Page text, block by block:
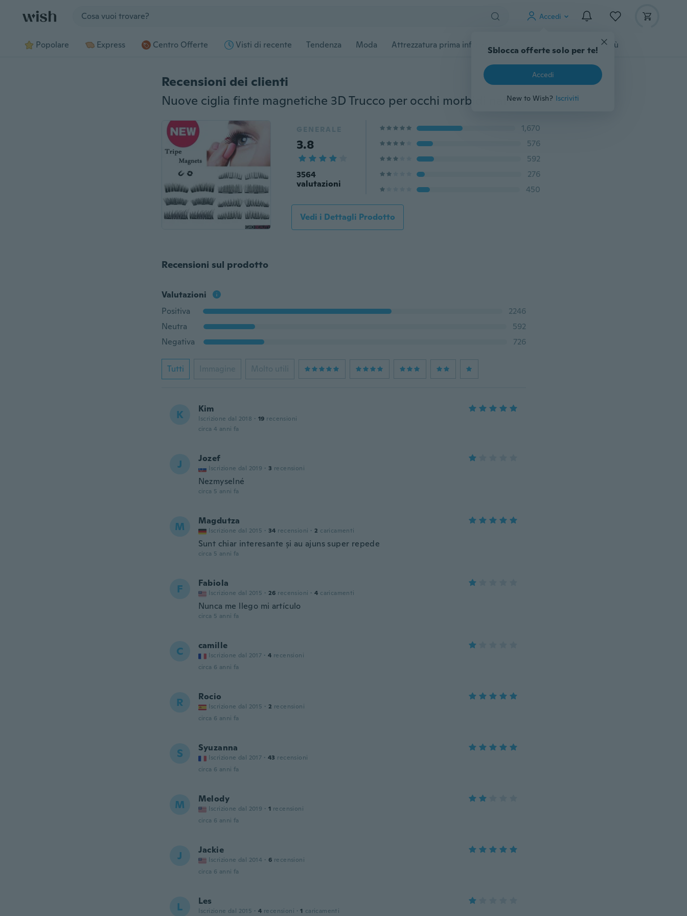
Accedi
Sblocca offerte solo per te!
Accedi
New to Wish? Iscriviti
Popolare Express Centro Offerte Visti di recente Tendenza Moda Attrezzatura prima infanzia Accessori per animali Di più
Recensioni dei clienti
Nuove ciglia finte magnetiche 3D Trucco per occhi morbidi naturali 4 pezzi / set Strumenti per il trucco dell'estensione delle ciglia degli occhi
GENERALE
3.8
3564
valutazioni
1,670
576
592
276
450
Vedi i Dettagli Prodotto
Recensioni sul prodotto
Valutazioni
Positiva
2246
Neutra
592
Negativa
726
Tutti Immagine Molto utili
K Kim
Iscrizione dal 2018 · 19 recensioni
circa 4 anni fa
J Jozef
Iscrizione dal 2019 · 3 recensioni
Nezmyselné
circa 5 anni fa
M Magdutza
Iscrizione dal 2015 · 34 recensioni · 2 caricamenti
Sunt chiar interesante și au ajuns super repede
circa 5 anni fa
F Fabiola
Iscrizione dal 2015 · 26 recensioni · 4 caricamenti
Nunca me llego mi artículo
circa 5 anni fa
C camille
Iscrizione dal 2017 · 4 recensioni
circa 6 anni fa
R Rocio
Iscrizione dal 2015 · 2 recensioni
circa 6 anni fa
S Syuzanna
Iscrizione dal 2017 · 43 recensioni
circa 6 anni fa
M Melody
Iscrizione dal 2019 · 1 recensioni
circa 6 anni fa
J Jackie
Iscrizione dal 2014 · 6 recensioni
circa 6 anni fa
L Les
Iscrizione dal 2015 · 4 recensioni · 1 caricamenti